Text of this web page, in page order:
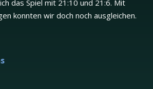
das Spiel mit 21:10 und 21:6. Mit
konnten wir doch noch ausgleichen.